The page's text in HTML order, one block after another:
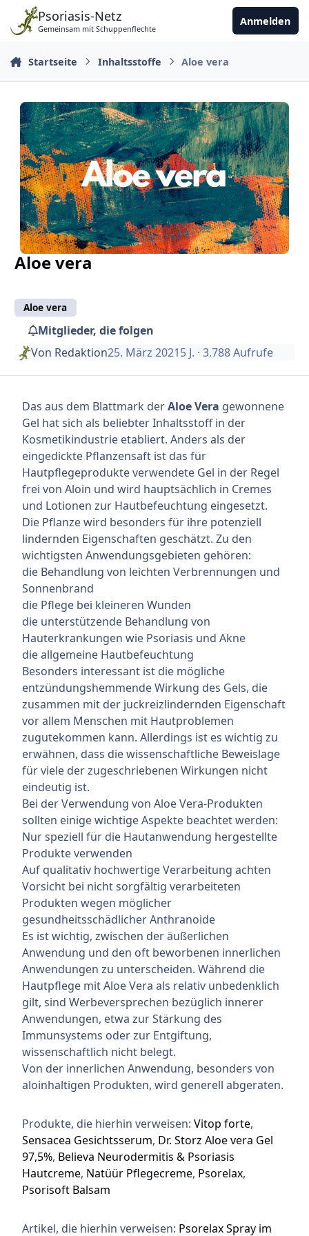
Zu Inhalt springen
Psoriasis-Netz
Gemeinsam mit Schuppenflechte
Anmelden
Startseite Inhaltsstoffe Aloe vera
Aloe vera
Aloe vera
Mitglieder, die folgen
Von Redaktion25. März 20215 J. · 3.788 Aufrufe
Das aus dem Blattmark derAloe Vera gewonnene
Gel hat sich als beliebter Inhaltsstoff in der
Kosmetikindustrie etabliert. Anders als der
eingedickte Pflanzensaft ist das für
Hautpflegeprodukte verwendete Gel in der Regel
frei von Aloin und wird hauptsächlich in Cremes
und Lotionen zur Hautbefeuchtung eingesetzt.
Die Pflanze wird besonders für ihre potenziell
lindernden Eigenschaften geschätzt. Zu den
wichtigsten Anwendungsgebieten gehören:
die Behandlung von leichten Verbrennungen und
Sonnenbrand
die Pflege bei kleineren Wunden
die unterstützende Behandlung von
Hauterkrankungen wie Psoriasis und Akne
die allgemeine Hautbefeuchtung
Besonders interessant ist die mögliche
entzündungshemmende Wirkung des Gels, die
zusammen mit der juckreizlindernden Eigenschaft
vor allem Menschen mit Hautproblemen
zugutekommen kann. Allerdings ist es wichtig zu
erwähnen, dass die wissenschaftliche Beweislage
für viele der zugeschriebenen Wirkungen nicht
eindeutig ist.
Bei der Verwendung von Aloe Vera-Produkten
sollten einige wichtige Aspekte beachtet werden:
Nur speziell für die Hautanwendung hergestellte
Produkte verwenden
Auf qualitativ hochwertige Verarbeitung achten
Vorsicht bei nicht sorgfältig verarbeiteten
Produkten wegen möglicher
gesundheitsschädlicher Anthranoide
Es ist wichtig, zwischen der äußerlichen
Anwendung und den oft beworbenen innerlichen
Anwendungen zu unterscheiden. Während die
Hautpflege mit Aloe Vera als relativ unbedenklich
gilt, sind Werbeversprechen bezüglich innerer
Anwendungen, etwa zur Stärkung des
Immunsystems oder zur Entgiftung,
wissenschaftlich nicht belegt.
Von der innerlichen Anwendung, besonders von
aloinhaltigen Produkten, wird generell abgeraten.
Produkte, die hierhin verweisen: Vitop forte
Sensacea Gesichtsserum Dr. Storz Aloe vera Gel
97,5% Believa Neurodermitis & Psoriasis
Hautcreme Natüür Pflegecreme Psorelax
Psorisoft Balsam
Artikel, die hierhin verweisen: Psorelax Spray im